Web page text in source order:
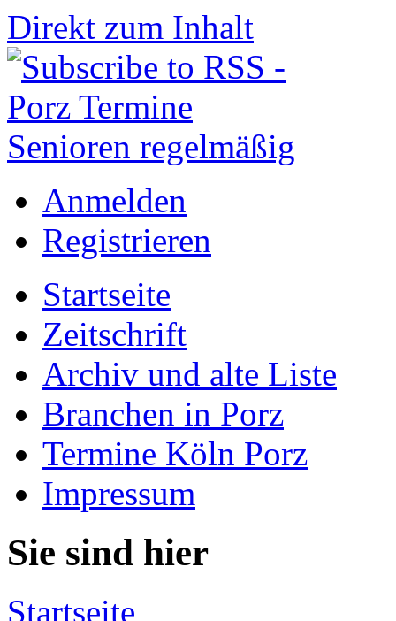
Direkt zum Inhalt
Anmelden
Registrieren
Startseite
Zeitschrift
Archiv und alte Liste
Branchen in Porz
Termine Köln Porz
Impressum
Sie sind hier
Startseite